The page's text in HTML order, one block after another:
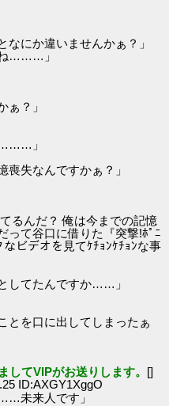
にか違いませんかぁ？」
………」
ぁ？」
………」
喪失なんですかぁ？」
るんだ？ 俺は今までの記憶
って谷口に借りた『突撃!ﾎﾟﾆ
ビデオを見てｹﾁｮﾝｹﾁｮﾝな事
してたんですか……」
とを口に出してしまったぁ
してVIPがお送りします。 []
ID:AXGY1XggO
未来人です」